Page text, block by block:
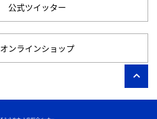
公式ツイッター
オンラインショップ